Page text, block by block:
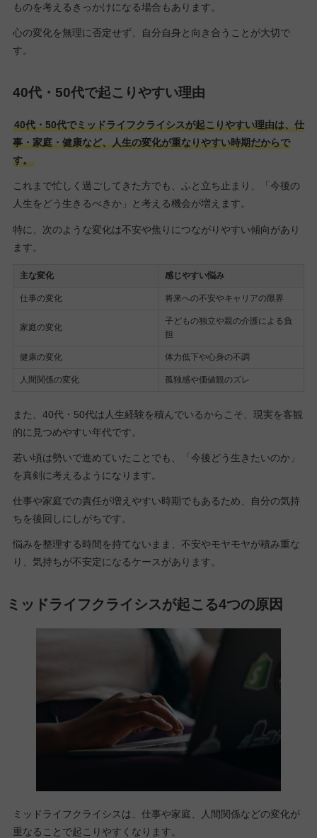
ものを考えるきっかけになる場合もあります。
心の変化を無理に否定せず、自分自身と向き合うことが大切で
す。
40代・50代で起こりやすい理由
40代・50代でミッドライフクライシスが起こりやすい理由は、仕
事・家庭・健康など、人生の変化が重なりやすい時期だからで
す。
これまで忙しく過ごしてきた方でも、ふと立ち止まり、「今後の
人生をどう生きるべきか」と考える機会が増えます。
特に、次のような変化は不安や焦りにつながりやすい傾向があり
ます。
主な変化 感じやすい悩み
仕事の変化 将来への不安やキャリアの限界
家庭の変化
子どもの独立や親の介護による負
担
健康の変化 体力低下や心身の不調
人間関係の変化 孤独感や価値観のズレ
また、40代・50代は人生経験を積んでいるからこそ、現実を客観
的に見つめやすい年代です。
若い頃は勢いで進めていたことでも、「今後どう生きたいのか」
を真剣に考えるようになります。
仕事や家庭での責任が増えやすい時期でもあるため、自分の気持
ちを後回しにしがちです。
悩みを整理する時間を持てないまま、不安やモヤモヤが積み重な
り、気持ちが不安定になるケースがあります。
ミッドライフクライシスが起こる4つの原因
ミッドライフクライシスは、仕事や家庭、人間関係などの変化が
重なることで起こりやすくなります。